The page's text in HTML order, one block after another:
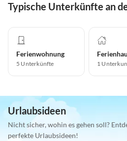
Typische Unterkünfte an
Ferienwohnung
5 Unterkünfte 1
Urlaubsideen
Nicht sicher, wohin es gehen soll?
perfekte Urlaubsideen!